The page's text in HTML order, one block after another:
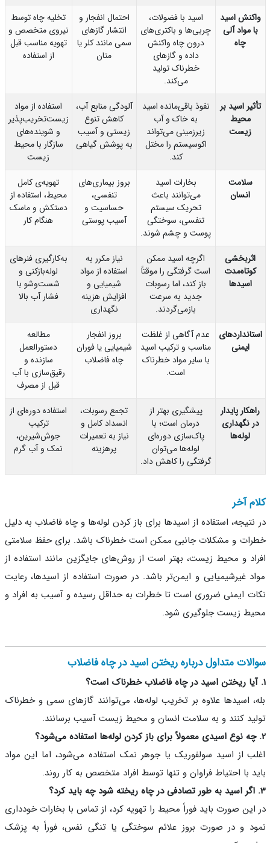
اسید
مواد آلی
اسید با فضولات،
چربی‌ها و باکتری‌های
درون چاه واکنش
داده و گازهای
خطرناک تولید
می‌کند.
احتمال انفجار و
انتشار گازهای
سمی مانند کلر یا
متان
تخلیه چاه توسط
نیروی متخصص و
تهویه مناسب قبل
از استفاده
اسید بر
محیط
زیست
نفوذ باقی‌مانده اسید
به خاک و آب
زیرزمینی می‌تواند
اکوسیستم را مختل
آلودگی منابع آب،
کاهش تنوع
زیستی و آسیب
به پوشش گیاهی
استفاده از مواد
زیست‌تخریب‌پذیر
و شوینده‌های
سازگار با محیط
زیست
سلامت
انسان
بخارات اسید
می‌توانند باعث
تحریک سیستم
تنفسی، سوختگی
پوست و چشم شوند.
بروز بیماری‌های
تنفسی،
حساسیت و
آسیب پوستی
تهویه‌ی کامل
محیط، استفاده از
دستکش و ماسک
هنگام کار
اثربخشی
کوتاه‌مدت
اسیدها
اگرچه اسید ممکن
است گرفتگی را موقتاً
باز کند، اما رسوبات
جدید به سرعت
بازمی‌گردند.
نیاز مکرر به
استفاده از مواد
شیمیایی و
افزایش هزینه
نگهداری
به‌کارگیری فنرهای
لوله‌بازکنی و
شست‌وشو با
فشار آب بالا
ایمنی
عدم آگاهی از غلظت
مناسب و ترکیب اسید
با سایر مواد خطرناک
است.
بروز انفجار
شیمیایی یا فوران
چاه فاضلاب
مطالعه
دستورالعمل
سازنده و
رقیق‌سازی با آب
قبل از مصرف
پایدار
نگهداری
لوله‌ها
پیشگیری بهتر از
درمان است؛ با
پاک‌سازی دوره‌ای
لوله‌ها می‌توان
گرفتگی را کاهش داد.
تجمع رسوبات،
انسداد کامل و
نیاز به تعمیرات
پرهزینه
استفاده دوره‌ای از
ترکیب
جوش‌شیرین،
نمک و آب گرم
آخر
استفاده از اسیدها برای باز کردن لوله‌ها و چاه فاضلاب به دلیل
و مشکلات جانبی ممکن است خطرناک باشد. برای حفظ سلامتی
و محیط زیست، بهتر است از روش‌های جایگزین مانند استفاده از
غیرشیمیایی و ایمن‌تر باشد. در صورت استفاده از اسیدها، رعایت
ایمنی ضروری است تا خطرات به حداقل رسیده و آسیب به افراد و
زیست جلوگیری شود.
متداول درباره ریختن اسید در چاه فاضلاب
اسیدها علاوه بر تخریب لوله‌ها، می‌توانند گازهای سمی و خطرناک
کنند و به سلامت انسان و محیط زیست آسیب برسانند.
از اسید سولفوریک یا جوهر نمک استفاده می‌شود، اما این مواد
با احتیاط فراوان و تنها توسط افراد متخصص به کار روند.
صورت باید فوراً محیط را تهویه کرد، از تماس با بخارات خودداری
و در صورت بروز علائم سوختگی یا تنگی نفس، فوراً به پزشک